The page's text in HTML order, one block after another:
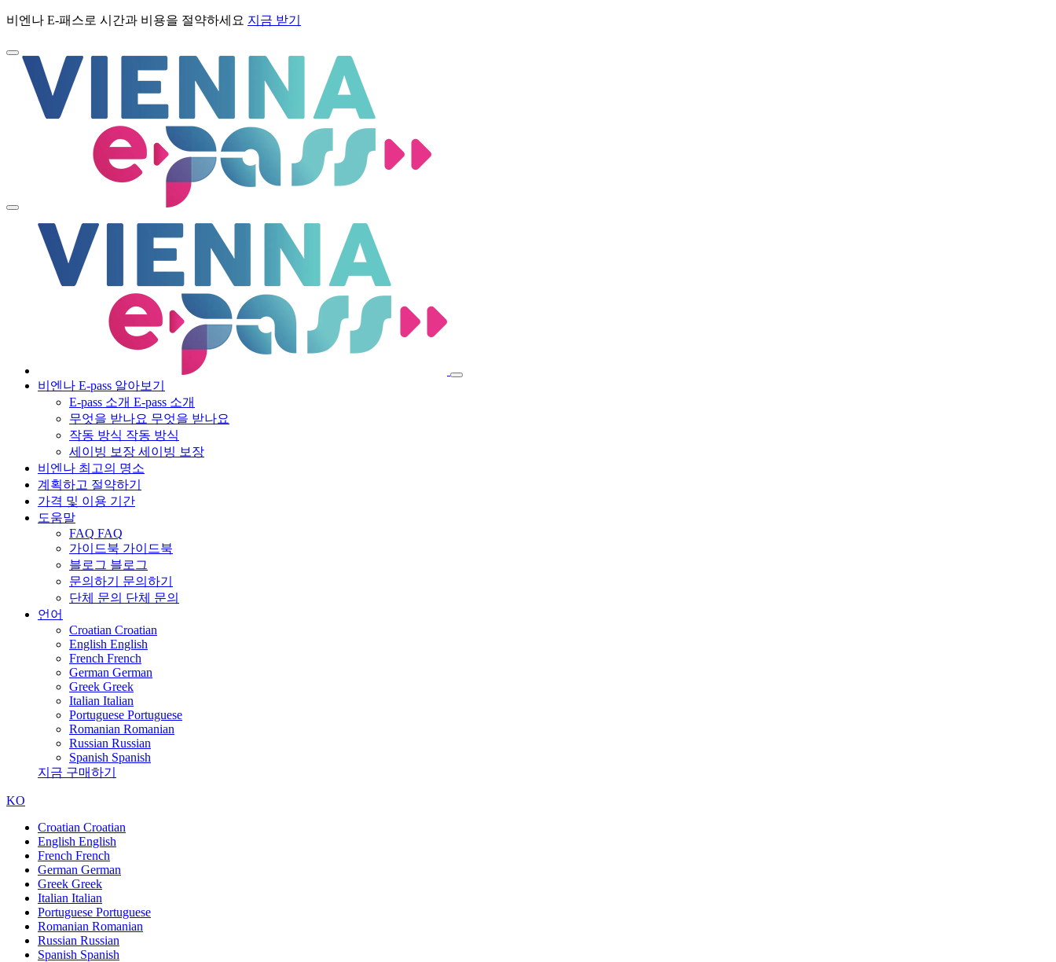
비엔나 E-패스로 시간과 비용을 절약하세요 지금 받기
비엔나 E-pass 알아보기
E-pass 소개 E-pass 소개
무엇을 받나요 무엇을 받나요
작동 방식 작동 방식
세이빙 보장 세이빙 보장
비엔나 최고의 명소
계획하고 절약하기
가격 및 이용 기간
도움말
FAQ FAQ
가이드북 가이드북
블로그 블로그
문의하기
문의하기
단체 문의 단체 문의
언어
Croatian Croatian
English English
French French
German German
Greek Greek
Italian Italian
Portuguese Portuguese
Romanian Romanian
Russian Russian
Spanish Spanish
지금 구매하기
KO
Croatian Croatian
English English
French French
German German
Greek Greek
Italian Italian
Portuguese Portuguese
Romanian Romanian
Russian Russian
Spanish Spanish